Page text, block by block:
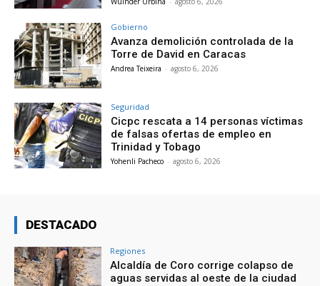
Gobierno
Avanza demolición controlada de la
Torre de David en Caracas
Andrea Teixeira - agosto 6, 2026
Seguridad
Cicpc rescata a 14 personas víctimas
de falsas ofertas de empleo en
Trinidad y Tobago
Yohenli Pacheco - agosto 6, 2026
DESTACADO
Regiones
Alcaldía de Coro corrige colapso de
aguas servidas al oeste de la ciudad